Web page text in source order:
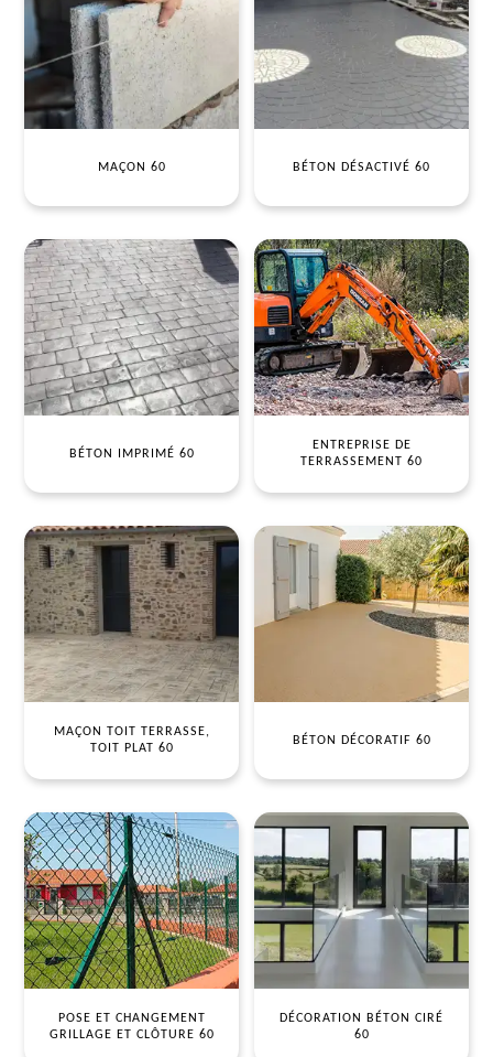
MAÇON 60 BÉTON DÉSACTIVÉ 60
BÉTON IMPRIMÉ 60
ENTREPRISE DE
TERRASSEMENT 60
MAÇON TOIT TERRASSE,
TOIT PLAT 60
BÉTON DÉCORATIF 60
POSE ET CHANGEMENT
GRILLAGE ET CLÔTURE 60
DÉCORATION BÉTON CIRÉ
60